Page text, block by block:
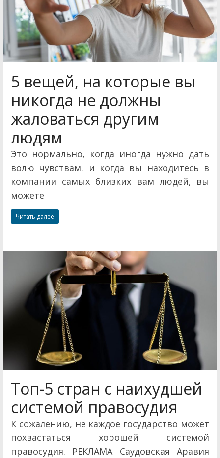
5 вещей, на которые вы
никогда не должны
жаловаться другим
людям
Это нормально, когда иногда нужно дать
волю чувствам, и когда вы находитесь в
компании самых близких вам людей, вы
можете
Читать далее
Топ-5 стран с наихудшей
системой правосудия
К сожалению, не каждое государство может
похвастаться хорошей системой
правосудия. РЕКЛАМА Саудовская Аравия